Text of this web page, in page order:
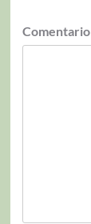
Comentario